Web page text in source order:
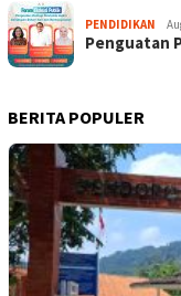
PENDIDIKAN
Penguatan
BERITA POPULER